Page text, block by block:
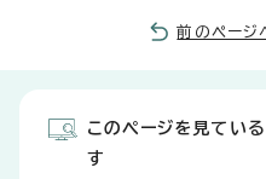
前のページ
このページを見てい
す